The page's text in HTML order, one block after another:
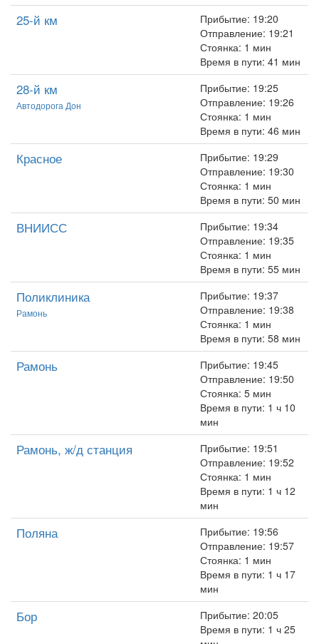
25-й км
Прибытие: 19:20
Отправление: 19:21
Стоянка: 1 мин
Время в пути: 41 мин
28-й км
Автодорога Дон
Прибытие: 19:25
Отправление: 19:26
Стоянка: 1 мин
Время в пути: 46 мин
Красное
Прибытие: 19:29
Отправление: 19:30
Стоянка: 1 мин
Время в пути: 50 мин
ВНИИСС
Прибытие: 19:34
Отправление: 19:35
Стоянка: 1 мин
Время в пути: 55 мин
Поликлиника
Рамонь
Прибытие: 19:37
Отправление: 19:38
Стоянка: 1 мин
Время в пути: 58 мин
Рамонь
Прибытие: 19:45
Отправление: 19:50
Стоянка: 5 мин
Время в пути: 1 ч 10
мин
Рамонь, ж/д станция
Прибытие: 19:51
Отправление: 19:52
Стоянка: 1 мин
Время в пути: 1 ч 12
мин
Поляна
Прибытие: 19:56
Отправление: 19:57
Стоянка: 1 мин
Время в пути: 1 ч 17
мин
Бор
Прибытие: 20:05
Время в пути: 1 ч 25